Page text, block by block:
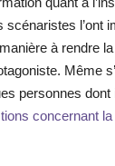
scénaristes l’ont
à rendre
Même
personnes dont
concernant